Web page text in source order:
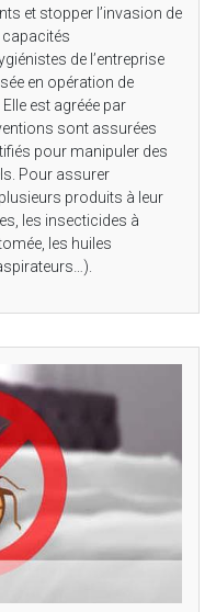
et stopper l’invasion de
de l’entreprise
en opération de
est agréée par
sont assurées
pour manipuler des
Pour assurer
produits à leur
les insecticides à
les huiles